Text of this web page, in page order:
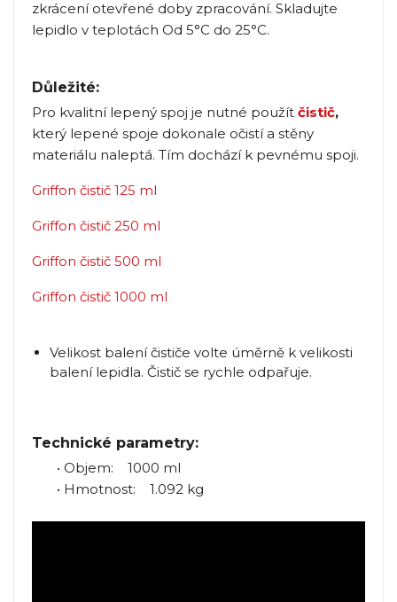
zkrácení otevřené doby zpracování. Skladujte
lepidlo v teplotách Od 5°C do 25°C.
Důležité:
Pro kvalitní lepený spoj je nutné použít čistič,
který lepené spoje dokonale očistí a stěny
materiálu naleptá. Tím dochází k pevnému spoji.
Griffon čistič 125 ml
Griffon čistič 250 ml
Griffon čistič 500 ml
Griffon čistič 1000 ml
Velikost balení čističe volte úměrně k velikosti
balení lepidla. Čistič se rychle odpařuje.
Technické parametry:
• Objem: 1000 ml
• Hmotnost: 1.092 kg